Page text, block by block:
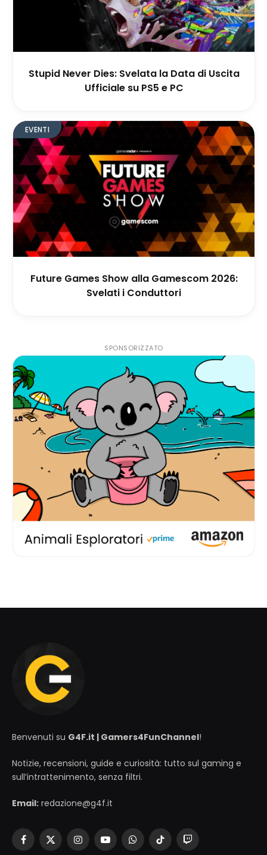
Stupid Never Dies: Svelata la Data di Uscita
Ufficiale su PS5 e PC
EVENTI
Future Games Show alla Gamescom 2026:
Svelati i Conduttori
SPONSORIZZATO
Benvenuti su G4F.it | Gamers4FunChannel!
Notizie, recensioni, guide e curiosità: tutto sul gaming e
sull’intrattenimento, senza filtri.
Email: redazione@g4f.it
Facebook
X
InstagramYouTubeWhatsAppTikTokTwitch